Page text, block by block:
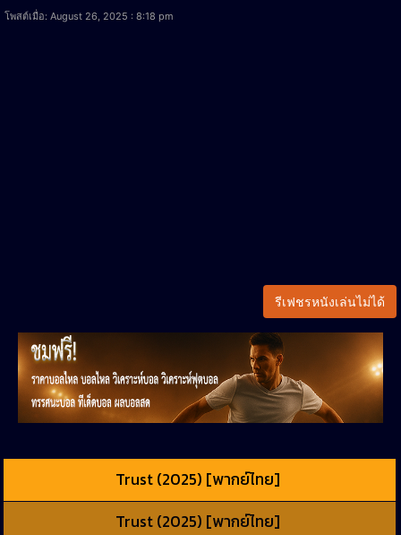
โพสต์เมื่อ: August 26, 2025 : 8:18 pm
รีเฟชรหนังเล่นไม่ได้
Trust (2025) [พากย์ไทย]
Trust (2025) [พากย์ไทย]